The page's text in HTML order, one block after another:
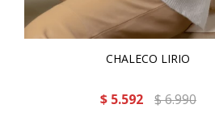
CHALECO LIRIO
$ 5.592 $6.990